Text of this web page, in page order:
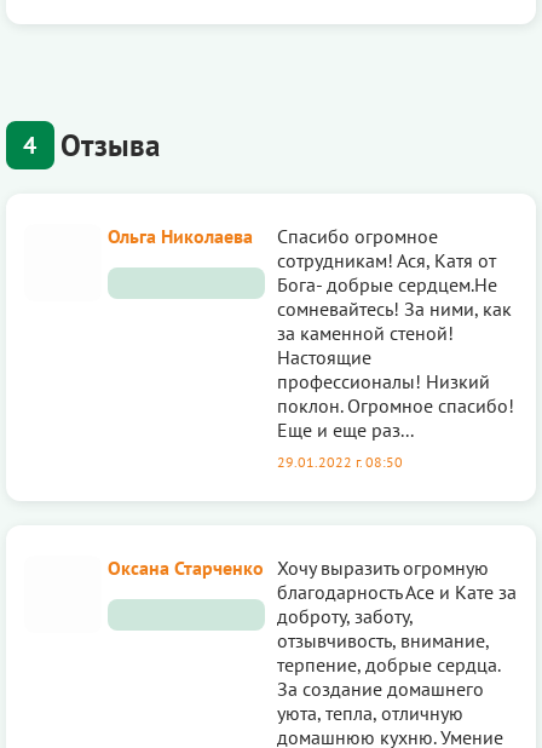
4 Отзыва
Ольга Николаева
Спасибо огромное
сотрудникам! Ася, Катя от
Бога- добрые сердцем.Не
сомневайтесь! За ними, как
за каменной стеной!
Настоящие
профессионалы! Низкий
поклон. Огромное спасибо!
Еще и еще раз...
29.01.2022 г. 08:50
Оксана Старченко
Хочу выразить огромную
благодарность Асе и Кате за
доброту, заботу,
отзывчивость, внимание,
терпение, добрые сердца.
За создание домашнего
уюта, тепла, отличную
домашнюю кухню. Умение